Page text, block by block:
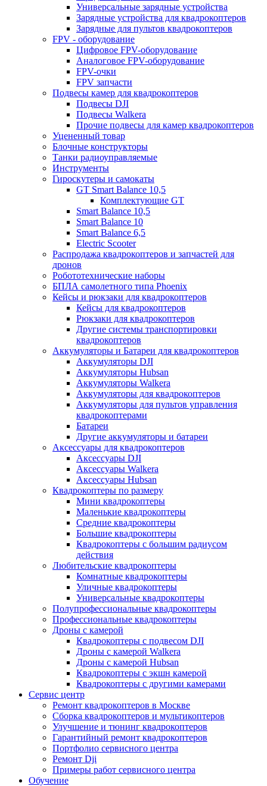
Универсальные зарядные устройства
Зарядные устройства для квадрокоптеров
Зарядные для пультов квадрокоптеров
FPV - оборудование
Цифровое FPV-оборудование
Аналоговое FPV-оборудование
FPV-очки
FPV запчасти
Подвесы камер для квадрокоптеров
Подвесы DJI
Подвесы Walkera
Прочие подвесы для камер квадрокоптеров
Уцененный товар
Блочные конструкторы
Танки радиоуправляемые
Инструменты
Гироскутеры и самокаты
GT Smart Balance 10,5
Комплектующие GT
Smart Balance 10,5
Smart Balance 10
Smart Balance 6,5
Electric Scooter
Распродажа квадрокоптеров и запчастей для
дронов
Робототехнические наборы
БПЛА самолетного типа Phoenix
Кейсы и рюкзаки для квадрокоптеров
Кейсы для квадрокоптеров
Рюкзаки для квадрокоптеров
Другие системы транспортировки
квадрокоптеров
Аккумуляторы и Батареи для квадрокоптеров
Аккумуляторы DJI
Аккумуляторы Hubsan
Аккумуляторы Walkera
Аккумуляторы для квадрокоптеров
Аккумуляторы для пультов управления
квадрокоптерами
Батареи
Другие аккумуляторы и батареи
Аксессуары для квадрокоптеров
Аксессуары DJI
Аксессуары Walkera
Аксессуары Hubsan
Квадрокоптеры по размеру
Мини квадрокоптеры
Маленькие квадрокоптеры
Средние квадрокоптеры
Большие квадрокоптеры
Квадрокоптеры с большим радиусом
действия
Любительские квадрокоптеры
Комнатные квадрокоптеры
Уличные квадрокоптеры
Универсальные квадрокоптеры
Полупрофессиональные квадрокоптеры
Профессиональные квадрокоптеры
Дроны с камерой
Квадрокоптеры с подвесом DJI
Дроны с камерой Walkera
Дроны с камерой Hubsan
Квадрокоптеры с экшн камерой
Квадрокоптеры с другими камерами
Сервис центр
Ремонт квадрокоптеров в Москве
Сборка квадрокоптеров и мультикоптеров
Улучшение и тюнинг квадрокоптеров
Гарантийный ремонт квадрокоптеров
Портфолио сервисного центра
Ремонт Dji
Примеры работ сервисного центра
Обучение